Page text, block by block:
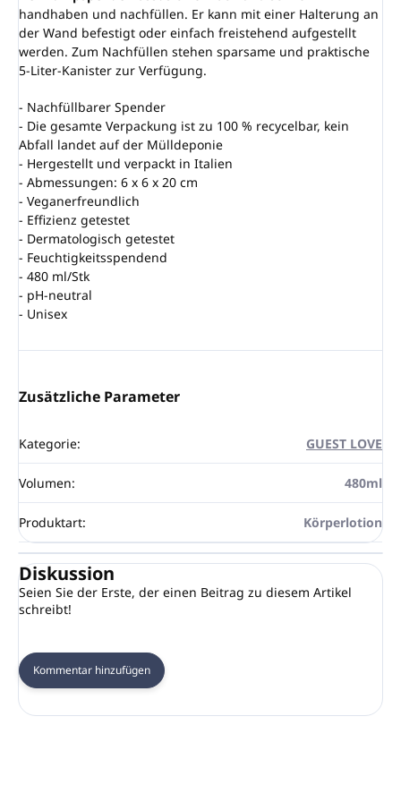
handhaben und nachfüllen. Er kann mit einer Halterung an
der Wand befestigt oder einfach freistehend aufgestellt
werden. Zum Nachfüllen stehen sparsame und praktische
5-Liter-Kanister zur Verfügung.
- Nachfüllbarer Spender
- Die gesamte Verpackung ist zu 100 % recycelbar, kein
Abfall landet auf der Mülldeponie
- Hergestellt und verpackt in Italien
- Abmessungen: 6 x 6 x 20 cm
- Veganerfreundlich
- Effizienz getestet
- Dermatologisch getestet
- Feuchtigkeitsspendend
- 480 ml/Stk
- pH-neutral
- Unisex
Zusätzliche Parameter
Kategorie: GUEST LOVE
Volumen: 480ml
Produktart: Körperlotion
Diskussion
Seien Sie der Erste, der einen Beitrag zu diesem Artikel
schreibt!
Kommentar hinzufügen